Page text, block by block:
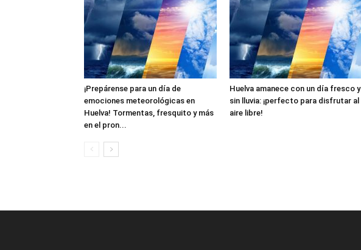
¡Prepárense para un día de
emociones meteorológicas en
Huelva! Tormentas, fresquito y más
en el pron...
Huelva amanece con un día fresco y
sin lluvia: ¡perfecto para disfrutar al
aire libre!